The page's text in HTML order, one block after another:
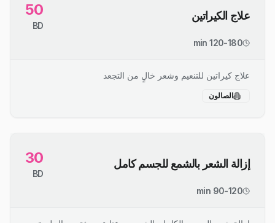
علاج الكيراتين 50
BD
120-180 min
علاج كيراتين للتنعيم وشعر خالٍ من التجعد
الصالون
إزالة الشعر بالشمع للجسم كامل 30
BD
90-120 min